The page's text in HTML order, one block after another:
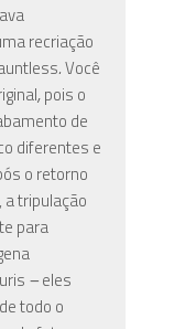
recriação
.Você
,pois o
de
diferentes e
o retorno
a tripulação
para
–eles
todo o